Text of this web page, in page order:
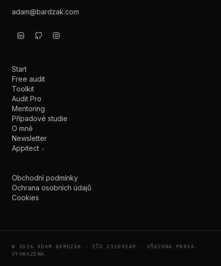
adam@bardzak.com
Start
Free audit
Toolkit
Audit Pro
Mentoring
Případové studie
O mně
Newsletter
Appitect ↗
Obchodní podmínky
Ochrana osobních údajů
Cookies
© 2026
ADAM BARDZÁK · IČO 21389349 · VŠECHNA PRÁVA
VYHRAZENA